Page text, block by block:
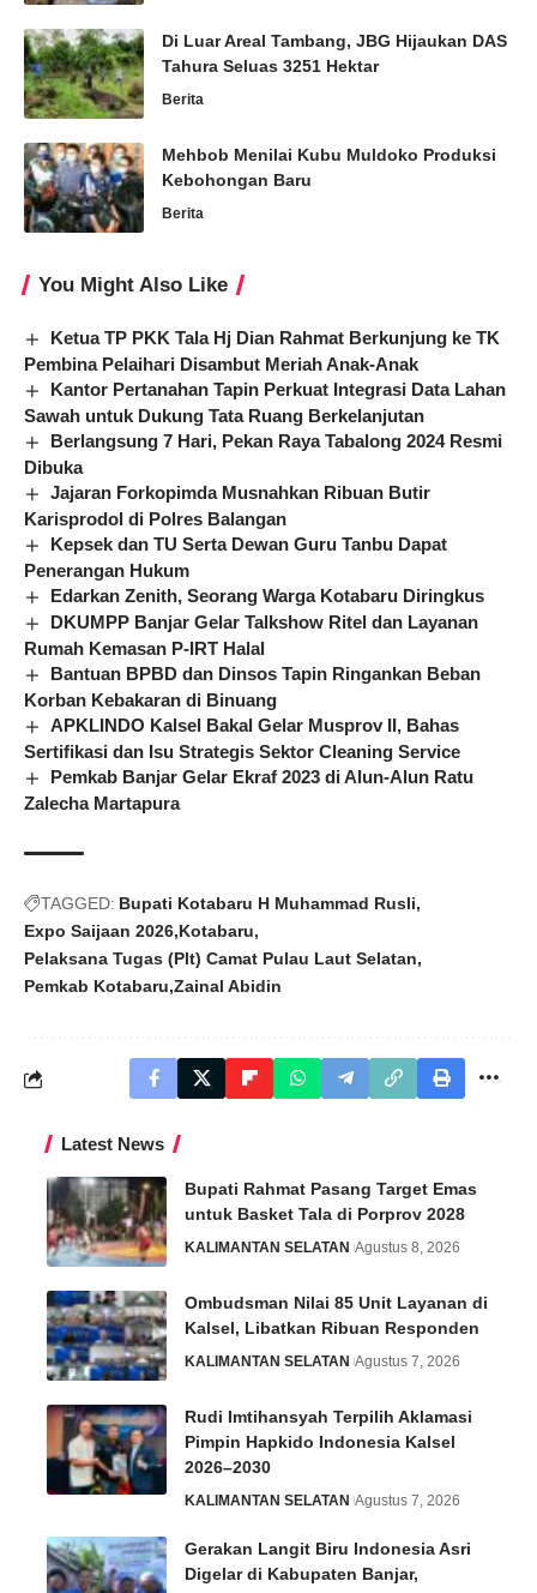
Di Luar Areal Tambang, JBG Hijaukan DAS
Tahura Seluas 3251 Hektar
Berita
Mehbob Menilai Kubu Muldoko Produksi
Kebohongan Baru
Berita
You Might Also Like
Ketua TP PKK Tala Hj Dian Rahmat Berkunjung ke TK
Pembina Pelaihari Disambut Meriah Anak-Anak
Kantor Pertanahan Tapin Perkuat Integrasi Data Lahan
Sawah untuk Dukung Tata Ruang Berkelanjutan
Berlangsung 7 Hari, Pekan Raya Tabalong 2024 Resmi
Dibuka
Jajaran Forkopimda Musnahkan Ribuan Butir
Karisprodol di Polres Balangan
Kepsek dan TU Serta Dewan Guru Tanbu Dapat
Penerangan Hukum
Edarkan Zenith, Seorang Warga Kotabaru Diringkus
DKUMPP Banjar Gelar Talkshow Ritel dan Layanan
Rumah Kemasan P-IRT Halal
Bantuan BPBD dan Dinsos Tapin Ringankan Beban
Korban Kebakaran di Binuang
APKLINDO Kalsel Bakal Gelar Musprov II, Bahas
Sertifikasi dan Isu Strategis Sektor Cleaning Service
Pemkab Banjar Gelar Ekraf 2023 di Alun-Alun Ratu
Zalecha Martapura
TAGGED: Bupati Kotabaru H Muhammad Rusli
Expo Saijaan 2026 Kotabaru
Pelaksana Tugas (Plt) Camat Pulau Laut Selatan
Pemkab Kotabaru Zainal Abidin
Latest News
Bupati Rahmat Pasang Target Emas
untuk Basket Tala di Porprov 2028
KALIMANTAN SELATAN Agustus 8, 2026
Ombudsman Nilai 85 Unit Layanan di
Kalsel, Libatkan Ribuan Responden
KALIMANTAN SELATAN Agustus 7, 2026
Rudi Imtihansyah Terpilih Aklamasi
Pimpin Hapkido Indonesia Kalsel
2026–2030
KALIMANTAN SELATAN Agustus 7, 2026
Gerakan Langit Biru Indonesia Asri
Digelar di Kabupaten Banjar,